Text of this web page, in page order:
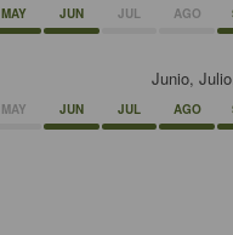
MAY JUN JUL AGO
Junio,
MAY JUN JUL AGO